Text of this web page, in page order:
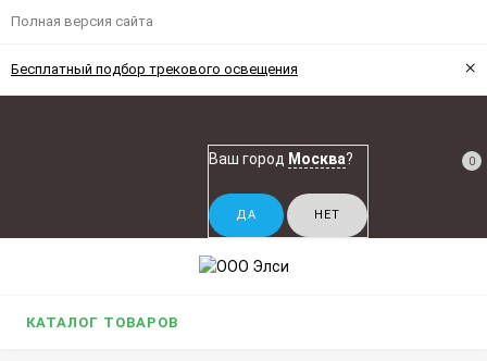
Полная версия сайта
Бесплатный подбор трекового освещения ×
Ваш город Москва? 0
КАТАЛОГ ТОВАРОВ